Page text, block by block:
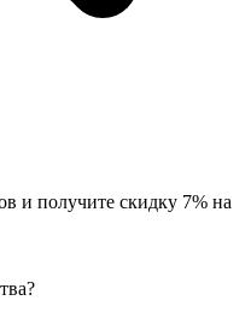
и получите скидку 7% на